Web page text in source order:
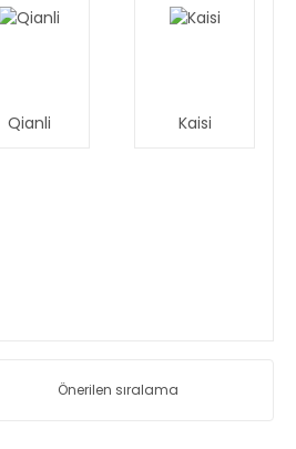
Qianli Kaisi